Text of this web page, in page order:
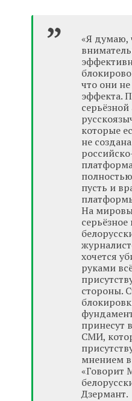
«Я думаю,
что они
эффекта.
которые
не
пусть и
На
хочется
руками
стороны.
принесут
СМИ,
мнением
«Говорит
Дзермант.